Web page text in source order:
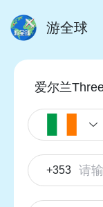
游全球
爱尔兰
+353